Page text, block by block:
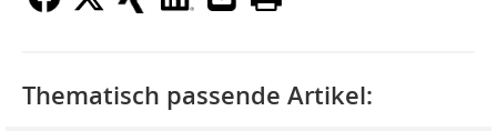
Thematisch passende Artikel: